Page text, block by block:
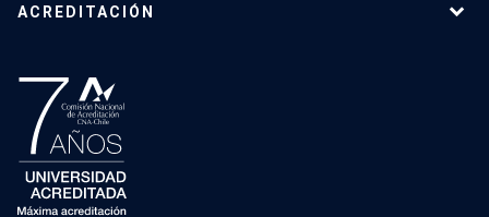
ACREDITACIÓN